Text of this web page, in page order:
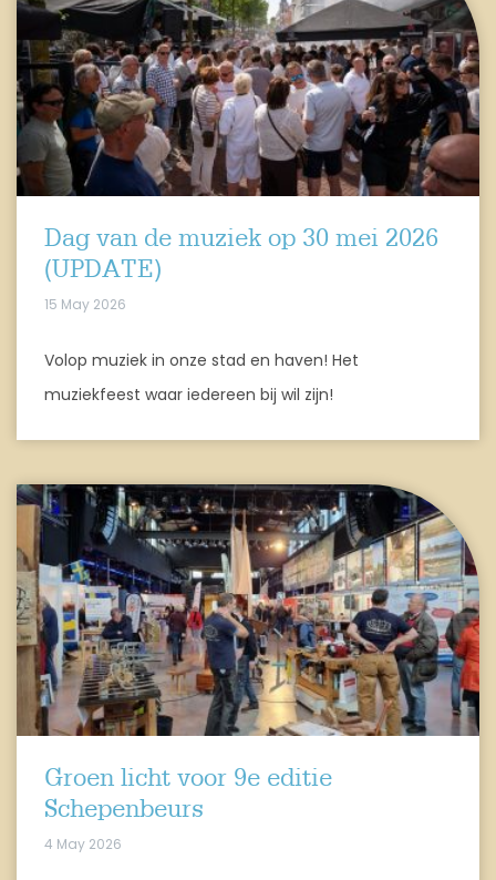
Dag van de muziek op 30 mei 2026
(UPDATE)
15 May 2026
Volop muziek in onze stad en haven! Het
muziekfeest waar iedereen bij wil zijn!
Groen licht voor 9e editie
Schepenbeurs
4 May 2026